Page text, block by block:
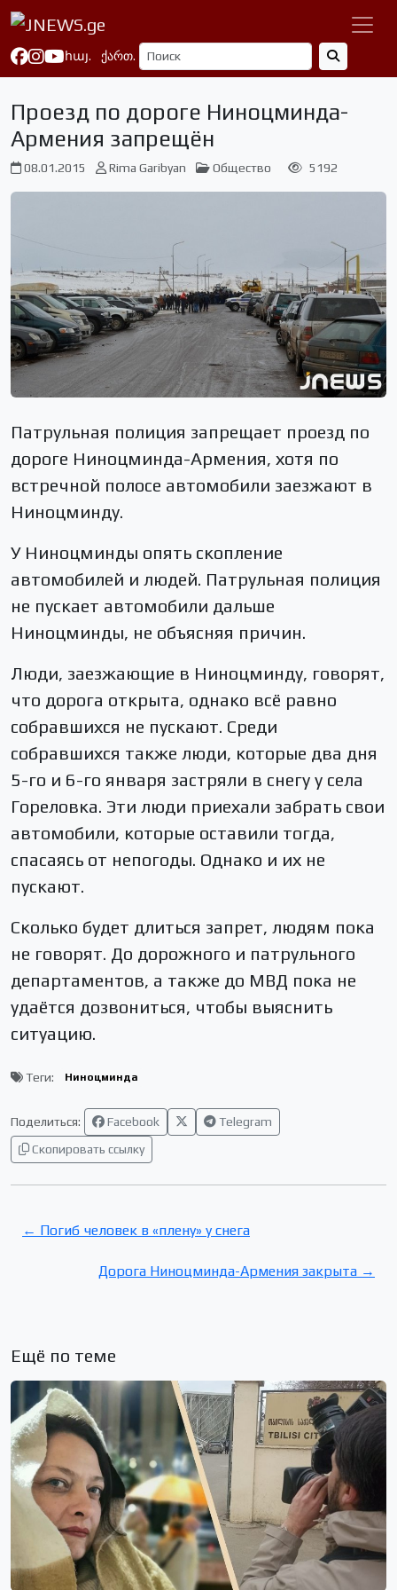
հայ. ქართ.
Проезд по дороге Ниноцминда-
Армения запрещён
08.01.2015 Rima Garibyan Общество 5192
Патрульная полиция запрещает проезд по
дороге Ниноцминда-Армения, хотя по
встречной полосе автомобили заезжают в
Ниноцминду.
У Ниноцминды опять скопление
автомобилей и людей. Патрульная полиция
не пускает автомобили дальше
Ниноцминды, не объясняя причин.
Люди, заезжающие в Ниноцминду, говорят,
что дорога открыта, однако всё равно
собравшихся не пускают. Среди
собравшихся также люди, которые два дня
5-го и 6-го января застряли в снегу у села
Гореловка. Эти люди приехали забрать свои
автомобили, которые оставили тогда,
спасаясь от непогоды. Однако и их не
пускают.
Сколько будет длиться запрет, людям пока
не говорят. До дорожного и патрульного
департаментов, а также до МВД пока не
удаётся дозвониться, чтобы выяснить
ситуацию.
Теги: Ниноцминда
Поделиться: Facebook
Telegram
Скопировать ссылку
← Погиб человек в «плену» у снега
Дорога Ниноцминда-Армения закрыта →
Ещё по теме